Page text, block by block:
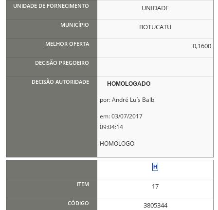
UNIDADE
BOTUCATU
0,1600
HOMOLOGADO
por: André Luís Balbi
em: 03/07/2017
09:04:14
HOMOLOGO
17
3805344